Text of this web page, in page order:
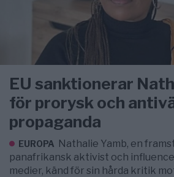
EU sanktionerar
för prorysk och
propaganda
EUROPA Nathalie Yamb, en
panafrikansk aktivist och
medier, känd för sin hårda kritik